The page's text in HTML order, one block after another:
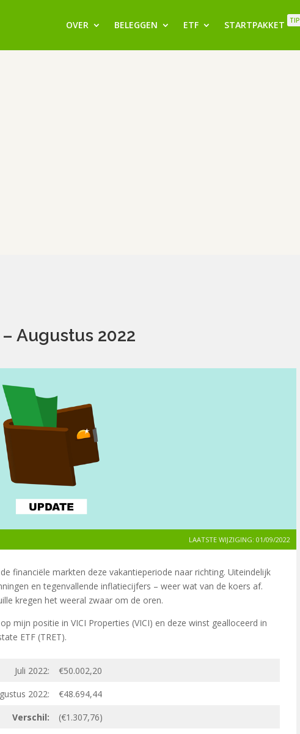
OVER BELEGGEN ETF STARTPAKKET TIP
Augustus 2022
LAATSTE WIJZIGING: 01/09/2022
financiële markten deze vakantieperiode naar richting. Uiteindelijk
en tegenvallende inflatiecijfers – weer wat van de koers af.
kregen het weeral zwaar om de oren.
mijn positie in VICI Properties (VICI) en deze winst gealloceerd in
ETF (TRET).
Juli 2022:
€50.002,20
2022:
€48.694,44
Verschil:
(€1.307,76)